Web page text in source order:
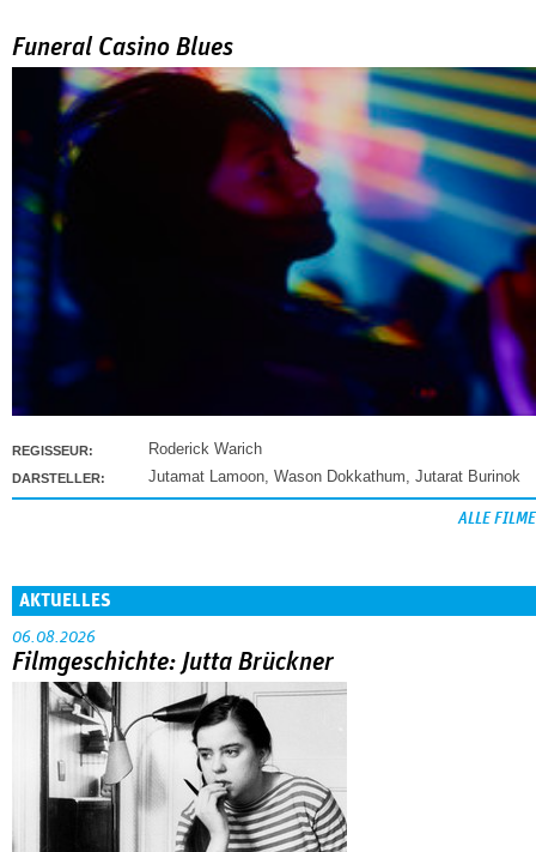
Funeral Casino Blues
REGISSEUR: Roderick Warich
DARSTELLER: Jutamat Lamoon, Wason Dokkathum, Jutarat Burinok
ALLE FILME
AKTUELLES
06.08.2026
Filmgeschichte: Jutta Brückner